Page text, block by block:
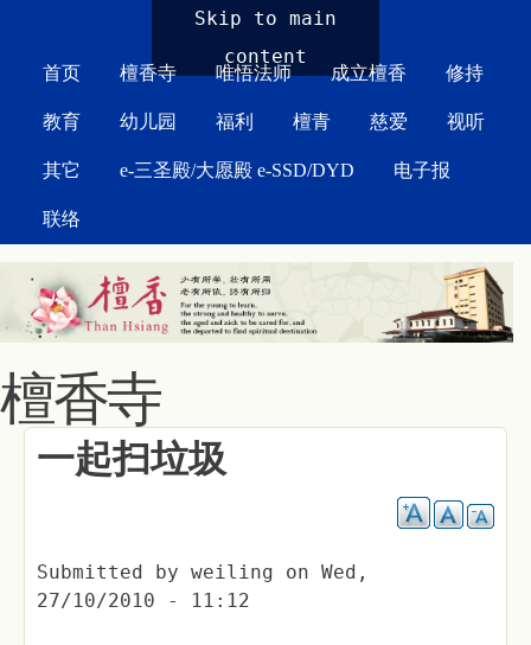
Skip to main
content
首页 檀香寺 唯悟法师 成立檀香 修持
教育 幼儿园 福利 檀青 慈爱 视听
其它 e-三圣殿/大愿殿 e-SSD/DYD 电子报
联络
檀香寺
一起扫垃圾
Submitted by weiling on Wed,
27/10/2010 - 11:12